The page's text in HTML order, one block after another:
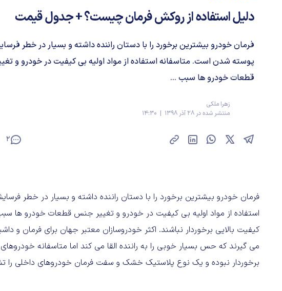
دلیل استفاده از روکش فرمان چیست؟ + جدول قیمت
فرمان خودرو بیشترین برخورد را با دستان راننده داشته و بسیار در خطر
پوسته شدن است. متاسفانه استفاده از مواد اولیه بی کیفیت در خودرو و
قطعات خودرو ها سبب ...
زهرا ملکی
منتشر شده در 28 آذر 1398 | 14:30
2
فرمان خودرو بیشترین برخورد را با دستان راننده داشته و بسیار در خطر
استفاده از مواد اولیه بی کیفیت در خودرو و تغییر جنس قطعات خودرو ها
کیفیت بالایی برخوردار نباشند. اکثر خودروسازان معتبر جهان برای فرمان و
می گیرند که حس بسیار خوبی را به راننده القا می کند اما متاسفانه
برخوردار نبوده و یک نوع پلاستیک خشک و سفت فرمان خودروهای داخلی